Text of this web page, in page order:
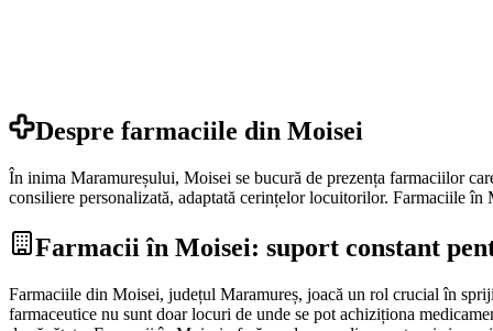
Despre farmaciile din Moisei
În inima Maramureșului, Moisei se bucură de prezența farmaciilor
consiliere personalizată, adaptată cerințelor locuitorilor. Farmaciile
Farmacii în Moisei: suport constant
Farmaciile din Moisei, județul Maramureș, joacă un rol crucial în
farmaceutice nu sunt doar locuri de unde se pot achiziționa